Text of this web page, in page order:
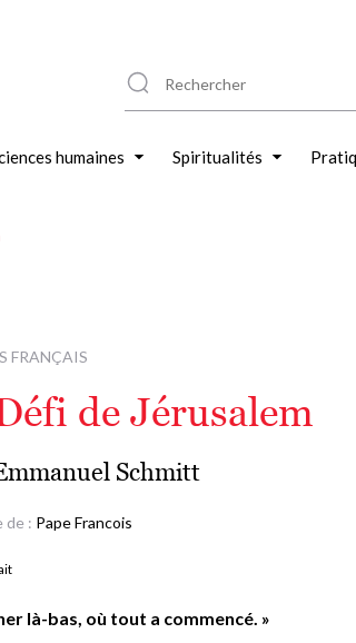
humaines Spiritualités
FRANÇAIS
de Jérusalem
Schmitt
de : Pape Francois
là-bas, où tout a commencé. »